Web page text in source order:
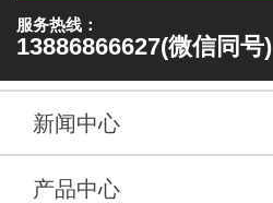
服务热线：
13886866627(微信同号)
新闻中心
产品中心